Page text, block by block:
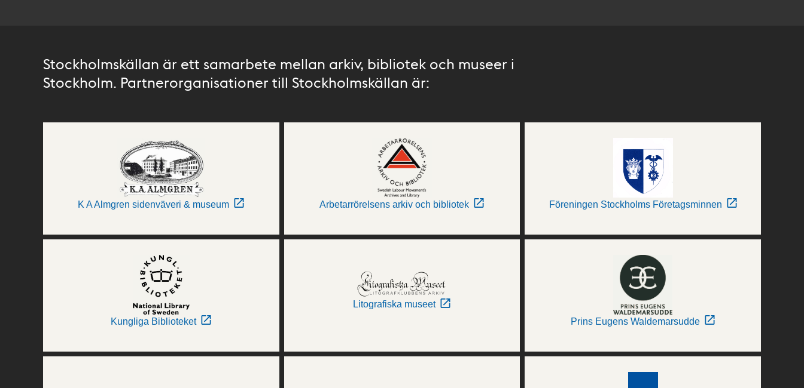
Stockholmskällan är ett samarbete mellan arkiv, bibliotek och museer i
Stockholm. Partnerorganisationer till Stockholmskällan är:
K A Almgren sidenväveri & museum Arbetarrörelsens arkiv och bibliotek Föreningen Stockholms Företagsminnen
Kungliga Biblioteket
Litografiska museet
Prins Eugens Waldemarsudde